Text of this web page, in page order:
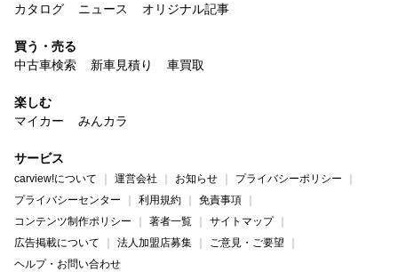
カタログ
ニュース オリジナル記事
買う・売る
中古車検索
新車見積り 車買取
楽しむ
マイカー
みんカラ
サービス
carview!について 運営会社 お知らせ
プライバシーポリシー
プライバシーセンター
利用規約
免責事項
コンテンツ制作ポリシー
著者一覧
サイトマップ
広告掲載について
法人加盟店募集
ご意見・ご要望
ヘルプ・お問い合わせ